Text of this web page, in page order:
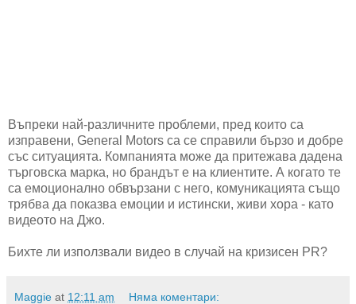
Въпреки най-различните проблеми, пред които са
изправени, General Motors са се справили бързо и добре
със ситуацията. Компанията може да притежава дадена
търговска марка, но брандът е на клиентите. А когато те
са емоционално обвързани с него, комуникацията също
трябва да показва емоции и истински, живи хора - като
видеото на Джо.
Бихте ли използвали видео в случай на кризисен PR?
Maggie at 12:11 am Няма коментари: